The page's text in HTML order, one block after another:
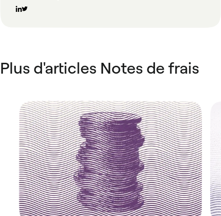
Plus d'articles Notes de frais